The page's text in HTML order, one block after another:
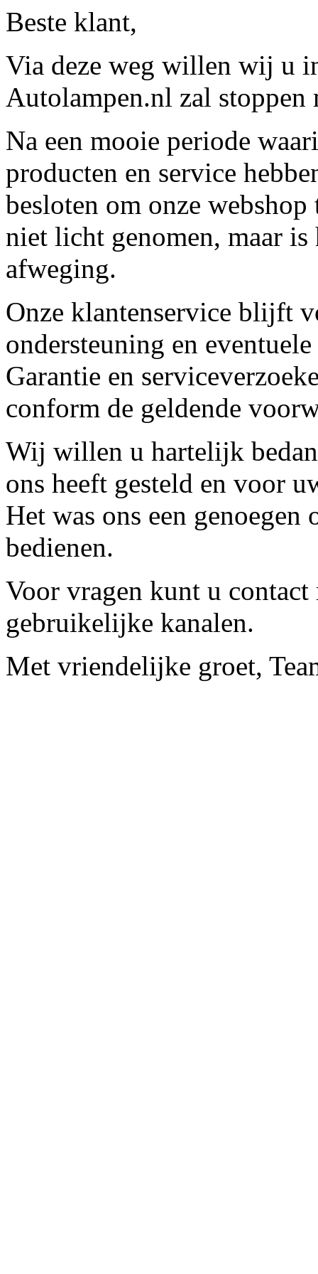
Beste klant,
Via deze weg willen wij u
Autolampen.nl zal stoppen
Na een mooie periode
producten en service
besloten om onze
niet licht genomen, maar
afweging.
Onze klantenservice blijft
ondersteuning en
Garantie en
conform de geldende
Wij willen u hartelijk
ons heeft gesteld en voor
Het was ons een
bedienen.
Voor vragen kunt u contact
gebruikelijke kanalen.
Met vriendelijke groet,